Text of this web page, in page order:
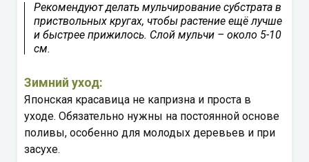
Рекомендуют делать мульчирование субстрата в
приствольных кругах, чтобы растение ещё лучше
и быстрее прижилось. Слой мульчи – около 5-10
см.
Зимний уход:
Японская красавица не капризна и проста в
уходе. Обязательно нужны на постоянной основе
поливы, особенно для молодых деревьев и при
засухе.